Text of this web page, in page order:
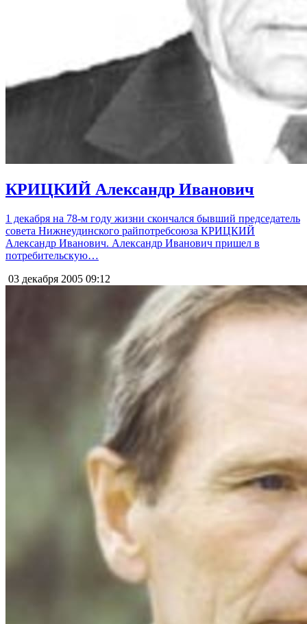
КРИЦКИЙ Александр Иванович
1 декабря на 78-м году жизни скончался бывший председатель
совета Нижнеудинского райпотребсоюза КРИЦКИЙ
Александр Иванович. Александр Иванович пришел в
потребительскую…
03 декабря 2005 09:12